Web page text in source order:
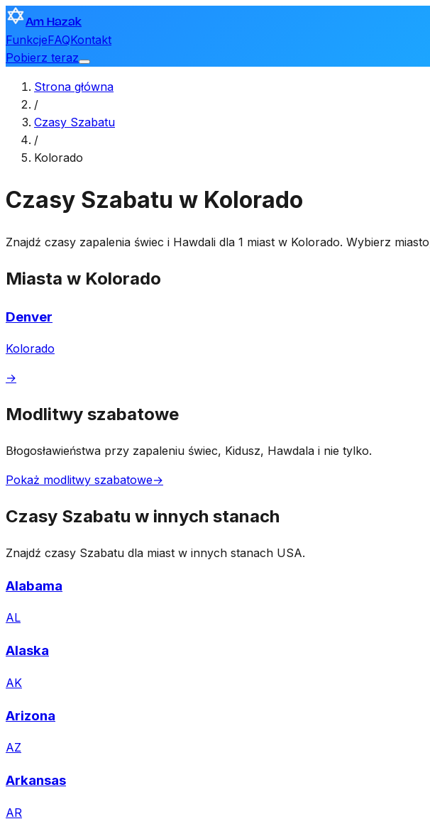
Am Hazak
FunkcjeFAQKontakt
Pobierz teraz
Strona główna
/
Czasy Szabatu
/
Kolorado
Czasy Szabatu w Kolorado
Znajdź czasy zapalenia świec i Hawdali dla 1 miast w Kolorado. Wybierz
Miasta w Kolorado
Denver
Kolorado
→
Modlitwy szabatowe
Błogosławieństwa przy zapaleniu świec, Kidusz, Hawdala i nie tylko.
Pokaż modlitwy szabatowe→
Czasy Szabatu w innych stanach
Znajdź czasy Szabatu dla miast w innych stanach USA.
Alabama
AL
Alaska
AK
Arizona
AZ
Arkansas
AR